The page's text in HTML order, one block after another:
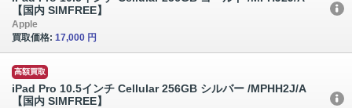
【国内 SIMFREE】
Apple
買取価格: 17,000 円
高額買取
iPad Pro 10.5インチ Cellular 256GB シルバー /MPHH2J/A
【国内 SIMFREE】